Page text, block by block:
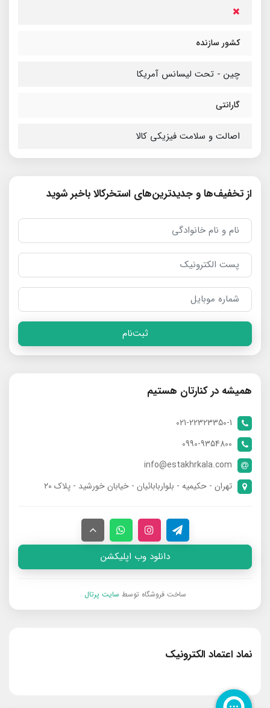
کشور سازنده
چین - تحت لیسانس آمریکا
گارانتی
اصالت و سلامت فیزیکی کالا
از تخفیف‌ها و جدیدترین‌های استخرکالا باخبر شوید
ثبت‌نام
همیشه در کنارتان هستیم
021-22323350-1
0990-9354800
info@estakhrkala.com
تهران - حکیمیه - بلواربابائیان - خیابان خورشید - پلاک ۲۰
دانلود وب اپلیکشن
ساخت فروشگاه توسط سایت پرتال
نماد اعتماد الکترونیک